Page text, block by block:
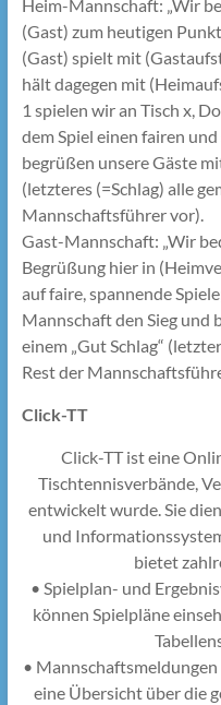
Heim-Mannschaft: „Wir
(Gast) zum heutigen
(Gast) spielt mit
hält dagegen mit
1 spielen wir an Tisch x,
dem Spiel einen fairen
begrüßen unsere Gäste
(letzteres (=Schlag) alle
Mannschaftsführer vor).
Gast-Mannschaft: „Wir
Begrüßung hier in
auf faire, spannende
Mannschaft den Sieg und
einem „Gut Schlag“
Rest der
Click-TT
Click-TT ist eine
Tischtennisverbände,
entwickelt wurde. Sie
und
bietet
• Spielplan- und
können Spielpläne
•
eine Übersicht über die